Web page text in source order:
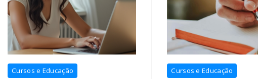
Cursos e Educação Cursos e Educação